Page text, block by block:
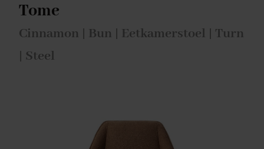
Tome
Cinnamon | Bun | Eetkamerstoel | Turn
| Steel